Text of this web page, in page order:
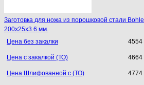
Заготовка для ножа из порошковой стали
200х25х3.6 мм.
Цена без закалки
4554
Цена с закалкой (ТО) 4664
Цена Шлифованной с (ТО) 4774